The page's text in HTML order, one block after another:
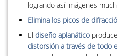
logrando así imágenes
Elimina los picos de
El diseño aplanático produce
distorsión a través de todo